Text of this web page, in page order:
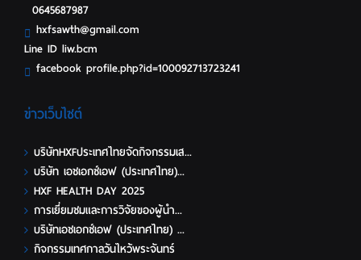
0645687987
hxfsawth@gmail.com
Line ID liw.bcm
facebook profile.php?id=100092713723241
ข่าวเว็บไซต์
บริษัทHXFประเทศไทยจัดกิจกรรมเส...
บริษัท เอชเอกซ์เอฟ (ประเทศไทย)...
HXF HEALTH DAY 2025
การเยี่ยมชมและการวิจัยของผู้นำ...
บริษัทเอชเอกซ์เอฟ (ประเทศไทย) ...
กิจกรรมเทศกาลวันไหว้พระจันทร์